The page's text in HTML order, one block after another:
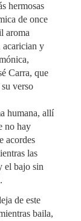
hermosas
de once
aroma
acarician y
Carra, que
verso
humana, allí
no hay
acordes
las
el bajo sin
de este
baila,